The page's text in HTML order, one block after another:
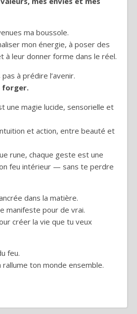
ma boussole.
mon énergie, à poser des
à leur donner forme dans le réel.
à prédire l’avenir.
forger.
une magie lucide, sensorielle et
et action, entre beauté et
rune, chaque geste est une
feu intérieur — sans te perdre
dans la matière.
manifeste pour de vrai.
créer la vie que tu veux
feu.
rallume ton monde ensemble.